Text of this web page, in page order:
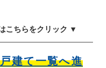
こちらをクリック ▼
建て一覧へ進